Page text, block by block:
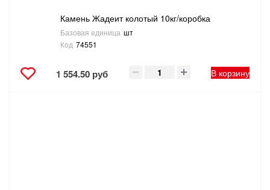
Камень Жадеит колотый 10кг/коробка
Базовая единица шт
Код 74551
1 554.50 руб В корзину